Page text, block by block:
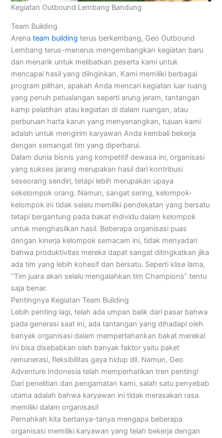
Kegiatan Outbound Lembang Bandung
Team Building
Arenateam building terus berkembang, Geo Outbound
Lembang terus-menerus mengembangkan kegiatan baru
dan menarik untuk melibatkan peserta kami untuk
mencapai hasil yang diinginkan. Kami memiliki berbagai
program pilihan, apakah Anda mencari kegiatan luar ruang
yang penuh petualangan seperti arung jeram, tantangan
kamp pelatihan atau kegiatan di dalam ruangan, atau
perburuan harta karun yang menyenangkan, tujuan kami
adalah untuk mengirim karyawan Anda kembali bekerja
dengan semangat tim yang diperbarui.
Dalam dunia bisnis yang kompetitif dewasa ini, organisasi
yang sukses jarang merupakan hasil dari kontribusi
seseorang sendiri, tetapi lebih merupakan upaya
sekelompok orang. Namun, sangat sering, kelompok-
kelompok ini tidak selalu memiliki pendekatan yang bersatu
tetapi bergantung pada bakat individu dalam kelompok
untuk menghasilkan hasil. Beberapa organisasi puas
dengan kinerja kelompok semacam ini, tidak menyadari
bahwa produktivitas mereka dapat sangat ditingkatkan jika
ada tim yang lebih kohesif dan bersatu. Seperti klise lama,
“Tim juara akan selalu mengalahkan tim Champions” tentu
saja benar.
Pentingnya Kegiatan Team Building
Lebih penting lagi, telah ada umpan balik dari pasar bahwa
pada generasi saat ini, ada tantangan yang dihadapi oleh
banyak organisasi dalam mempertahankan bakat mereka!
Ini bisa disebabkan oleh banyak faktor yaitu paket
remunerasi, fleksibilitas gaya hidup dll. Namun, Geo
Adventure Indonesia telah memperhatikan tren penting!
Dari penelitian dan pengamatan kami, salah satu penyebab
utama adalah bahwa karyawan ini tidak merasakan rasa
memiliki dalam organisasi!
Pernahkah kita bertanya-tanya mengapa beberapa
organisasi memiliki karyawan yang telah bekerja dengan